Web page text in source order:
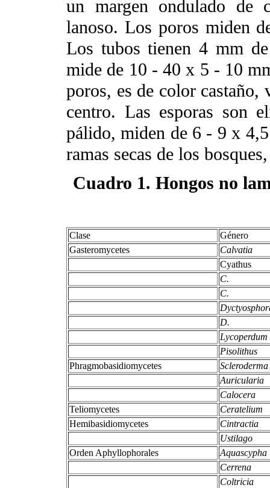
un margen ondulado de
lanoso. Los poros miden
Los tubos tienen 4 mm
mide de 10 - 40 x 5 - 10
poros, es de color castaño,
centro. Las esporas son
pálido, miden de 6 - 9 x
ramas secas de los
Cuadro 1. Hongos no
Clase
Género
Gasteromycetes
Calvatia
Cyathus
C.
C.
D.
Lycoperdum
Pisolithus
Phragmobasidiomycetes
Scleroderma
Auricularia
Calocera
Teliomycetes
Ceratelium
Hemibasidiomycetes
Cintractia
Ustilago
Orden Aphyllophorales
Aquascypha
Cerrena
Coltricia